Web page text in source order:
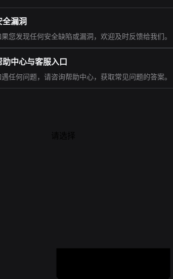
全漏洞
果您发现任何安全缺陷或漏洞，欢迎及时反馈给我们。
助中心与客服入口
遇任何问题，请咨询帮助中心，获取常见问题的答案。